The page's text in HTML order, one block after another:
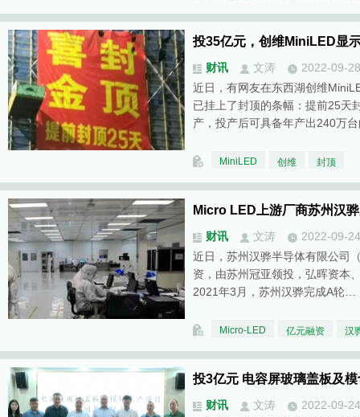
投35亿元，创维MiniLED显
财讯 文涛
2022-09-28
近日，有网友在东西湖创维
已挂上了封顶的条幅：提前25天
产，投产后可具备年产出240万
MiniLED 创维 封顶
Micro LED上游厂商苏州汉
财讯 文涛
2022-09-24
近日，苏州汉骅半导体有限公司
资，由苏州冠亚领投，弘晖资本
2021年3月，苏州汉骅完成A轮…
Micro-LED 亿元融资 汉
投3亿元 电容屏玻璃盖板及
财讯 文涛
2022-09-24